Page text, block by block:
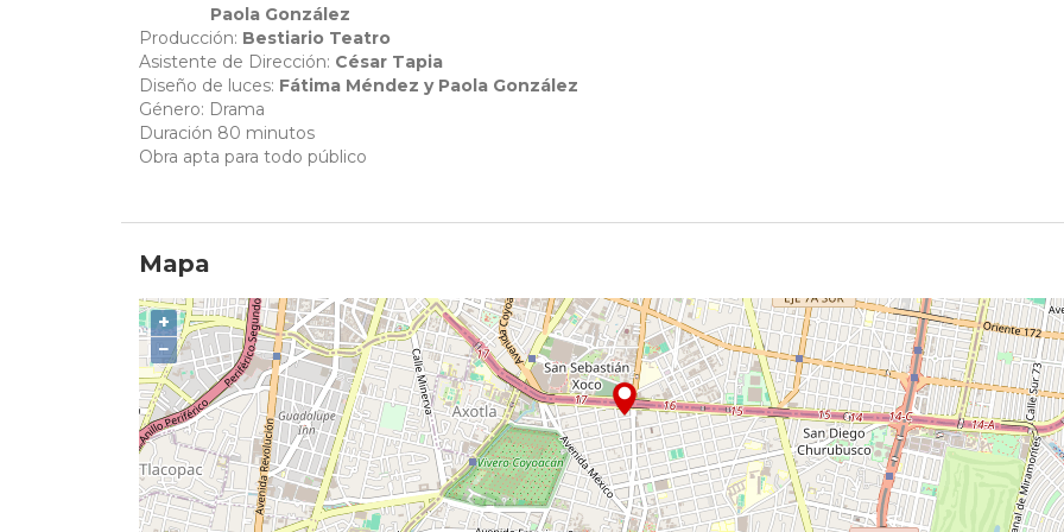
Paola González
Producción: Bestiario Teatro
Asistente de Dirección: César Tapia
Diseño de luces: Fátima Méndez y Paola González
Género: Drama
Duración 80 minutos
Obra apta para todo público
Mapa
+
−